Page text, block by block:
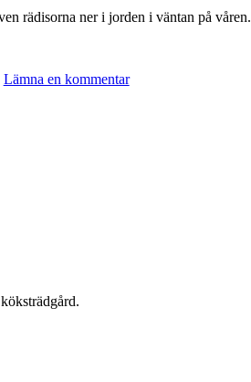
rädisorna ner i jorden i väntan på våren.
Lämna en kommentar